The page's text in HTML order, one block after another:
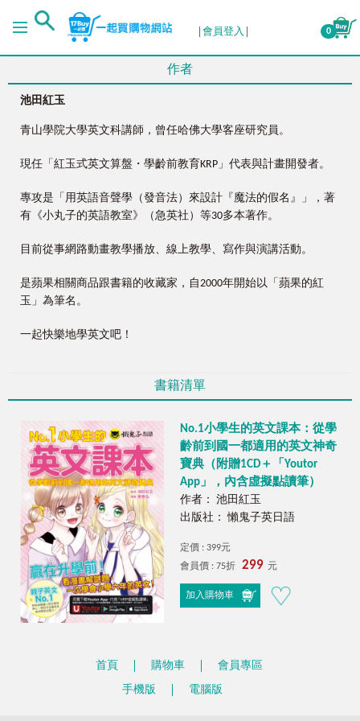
會員登入 0
作者
池田紅玉
青山學院大學英文科講師，曾任哈佛大學客座研究員。
現任「紅玉式英文算盤・學齡前教育KRP」代表與計畫開發者。
專攻是「用英語音聲學（發音法）來設計『魔法的假名』」，著
有《小丸子的英語教室》（急英社）等30多本著作。
目前從事網路動畫教學播放、線上教學、寫作與演講活動。
是蘋果相關商品跟書籍的收藏家，自2000年開始以「蘋果的紅
玉」為筆名。
一起快樂地學英文吧！
書籍清單
No.1小學生的英文課本：從學
齡前到國一都適用的英文神奇
寶典（附贈1CD＋「Youtor
App」，內含虛擬點讀筆）
作者： 池田紅玉
出版社： 懶鬼子英日語
定價 : 399元
會員價 : 75折
299 元
加入購物車
首頁 購物車
會員專區
手機版
電腦版